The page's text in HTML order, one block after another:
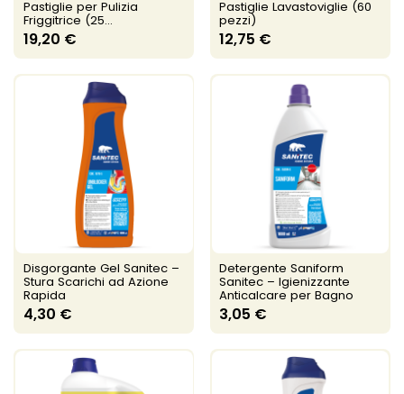
Pastiglie per Pulizia
Friggitrice (25...
19,20 €
Pastiglie Lavastoviglie (60
pezzi)
12,75 €
Disgorgante Gel Sanitec –
Stura Scarichi ad Azione
Rapida
4,30 €
Detergente Saniform
Sanitec – Igienizzante
Anticalcare per Bagno
3,05 €